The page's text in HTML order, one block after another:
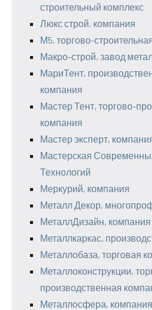
строительный комплекс
Люкс строй, компания
М5, торгово-
Макро-строй, завод
МариТент,
компания
Мастер Тент, торгово-
компания
Мастер эксперт,
Мастерская
Технологий
Меркурий, компания
Металл Декор,
МеталлДизайн, компания
Металлкаркас,
Металлобаза, торговая
Металлоконструкции,
производственная
Металлосфера, компания